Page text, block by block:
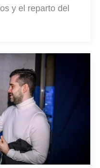
y el reparto del